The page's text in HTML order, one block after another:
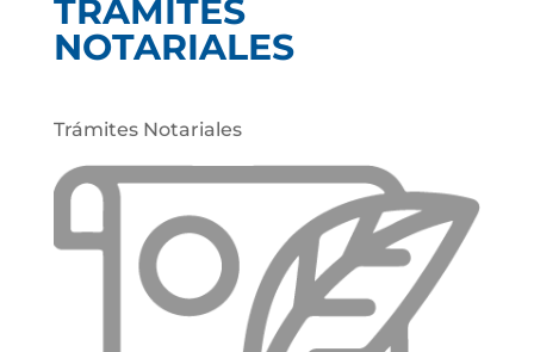
TRAMITES
NOTARIALES
Trámites Notariales